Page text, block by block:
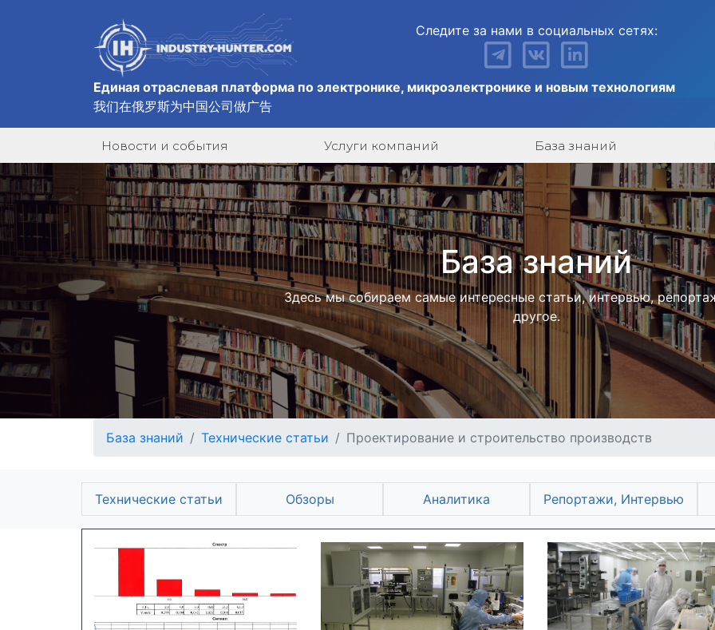
Следите за нами в социальных сетях:
Единая отраслевая платформа по электронике, микроэлектронике и новым технологиям
我们在俄罗斯为中国公司做广告
Новости и события Услуги компаний База знаний
База знаний
Здесь мы собираем самые интересные статьи, интервью,
другое.
База знаний Технические статьи Проектирование и строительство производств
Технические статьи Обзоры Аналитика Репортажи, Интервью